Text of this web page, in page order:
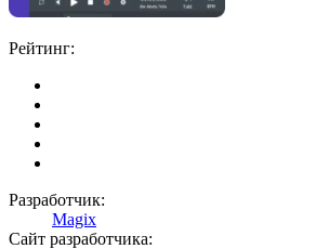
Рейтинг:
Разработчик:
Magix
Сайт разработчика: